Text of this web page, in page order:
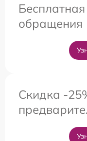
обращения
Скидка -